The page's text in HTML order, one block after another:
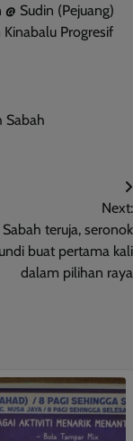
Sudin (Pejuang)
Progresif
Sabah
Next:
teruja, seronok
buat pertama kali
dalam pilihan raya